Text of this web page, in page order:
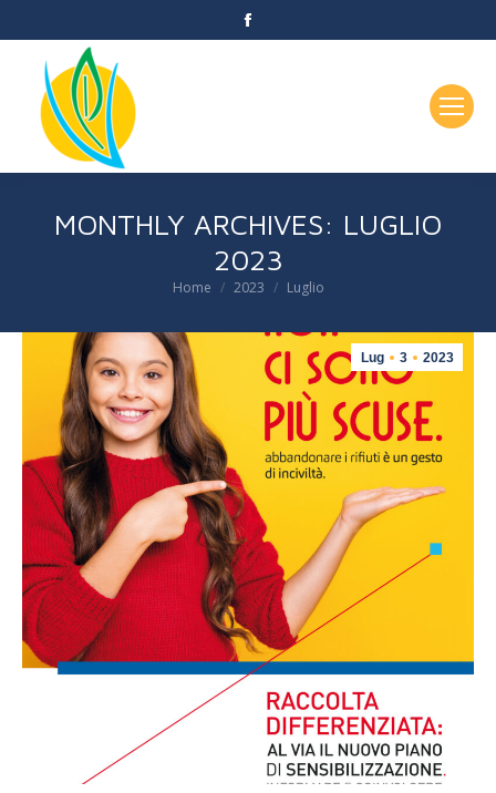
MONTHLY ARCHIVES: LUGLIO
2023
You are here:
Home 2023 Luglio
Lug 3 2023